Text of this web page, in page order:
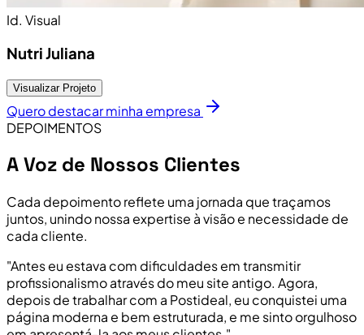
Id. Visual
Nutri Juliana
Visualizar Projeto
Quero destacar minha empresa
DEPOIMENTOS
A Voz de Nossos Clientes
Cada depoimento reflete uma jornada que traçamos
juntos, unindo nossa expertise à visão e necessidade de
cada cliente.
"Antes eu estava com dificuldades em transmitir
profissionalismo através do meu site antigo. Agora,
depois de trabalhar com a Postideal, eu conquistei uma
página moderna e bem estruturada, e me sinto orgulhoso